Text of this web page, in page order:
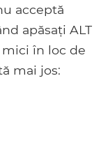
acceptă
apăsați ALT
mici în loc de
mai jos: